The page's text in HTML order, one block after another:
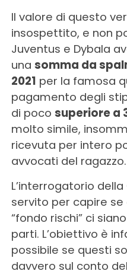
Il valore di questo
insospettito, e non
Juventus e Dybala
una somma da
2021 per la famosa
pagamento degli
di poco superiore a
molto simile,
ricevuta per intero
avvocati del ragazzo.
L’interrogatorio
servito per capire
“fondo rischi” ci
parti. L’obiettivo è
possibile se questi
davvero sul conto